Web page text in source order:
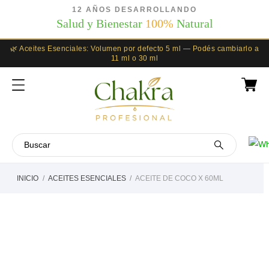
12 AÑOS DESARROLLANDO
Salud y Bienestar 100% Natural
🌿 Aceites Esenciales: Volumen por defecto 5 ml — Podés cambiarlo a
11 ml o 30 ml
INICIO ACEITES ESENCIALES ACEITE DE COCO X 60ML